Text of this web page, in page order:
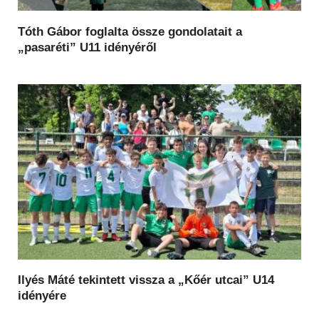
Tóth Gábor foglalta össze gondolatait a
„pasaréti” U11 idényéről
Ilyés Máté tekintett vissza a „Kőér utcai” U14
idényére